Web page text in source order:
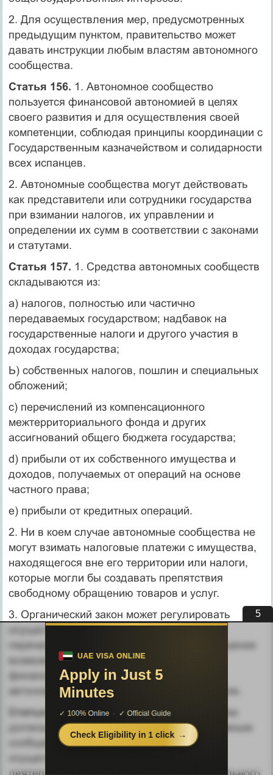
2. Для осуществления мер, предусмотренных
предыдущим пунктом, правительство может
давать инструкции любым властям автономного
сообщества.
Статья 156. 1. Автономное сообщество
пользуется финансовой автономией в целях
своего развития и для осуществления своей
компетенции, соблюдая принципы координации с
Государственным казначейством и солидарности
всех испанцев.
2. Автономные сообщества могут действовать
как представители или сотрудники государства
при взимании налогов, их управлении и
определении их сумм в соответствии с законами
и статутами.
Статья 157. 1. Средства автономных сообществ
складываются из:
а) налогов, полностью или частично
передаваемых государством; надбавок на
государственные налоги и другого участия в
доходах государства;
Ь) собственных налогов, пошлин и специальных
обложений;
с) перечислений из компенсационного
межтерриториального фонда и других
ассигнований общего бюджета государства;
d) прибыли от их собственного имущества и
доходов, получаемых от операций на основе
частного права;
е) прибыли от кредитных операций.
2. Ни в коем случае автономные сообщества не
могут взимать налоговые платежи с имущества,
находящегося вне его территории или налоги,
которые могли бы создавать препятствия
свободному обращению товаров и услуг.
3. Органический закон может регулировать
осуществление финансовых полномочий,
перечисленных в пункте 1, порядок разрешения
возможных споров и возможные формы
финансового сотрудничества между
автономными сообществами и государством.
Статья 158.1. В общий бюджет государства
должны включаться ассигнования автономным
сообществам, исходя из числа служб и
осуществляемой или государственной
4